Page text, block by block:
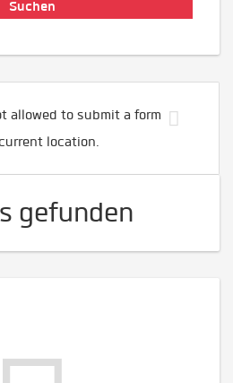
allowed to submit a form
location.
gefunden